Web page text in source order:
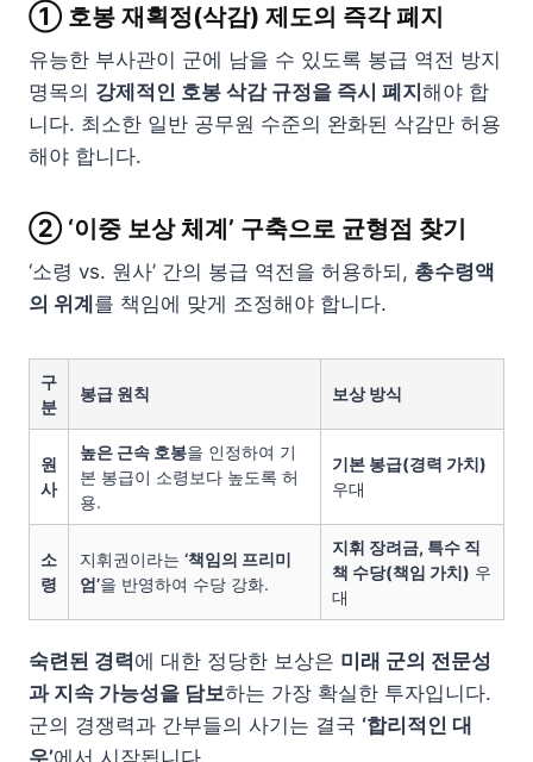
① 호봉 재획정(삭감) 제도의 즉각 폐지
유능한 부사관이 군에 남을 수 있도록 봉급 역전 방지
명목의 강제적인 호봉 삭감 규정을 즉시 폐지 해야 합
니다. 최소한 일반 공무원 수준의 완화된 삭감만 허용
해야 합니다.
② ‘이중 보상 체계’ 구축으로 균형점 찾기
‘소령 vs. 원사’ 간의 봉급 역전을 허용하되, 총수령액
의 위계 를 책임에 맞게 조정해야 합니다.
구
분
봉급 원칙 보상 방식
원
사
높은 근속 호봉을 인정하여 기
본 봉급이 소령보다 높도록 허
용.
기본 봉급(경력 가치)
우대
소
령
지휘권이라는 ‘책임의 프리미
엄’을 반영하여 수당 강화.
지휘 장려금, 특수 직
책 수당(책임 가치) 우
대
숙련된 경력에 대한 정당한 보상은 미래 군의 전문성
과 지속 가능성을 담보하는 가장 확실한 투자입니다.
군의 경쟁력과 간부들의 사기는 결국 ‘합리적인 대